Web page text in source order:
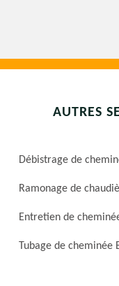
AUTRES
Débistrage de
Ramonage de
Entretien de
Tubage de cheminée